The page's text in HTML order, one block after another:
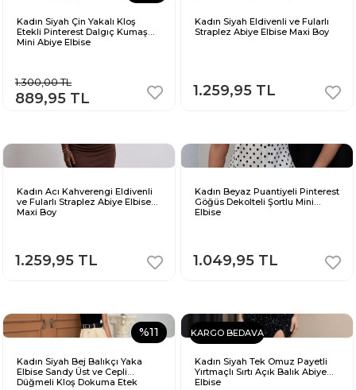
Kadın Siyah Çin Yakalı Kloş
Etekli Pinterest Dalgıç Kumaş
Mini Abiye Elbise
1.300,00 TL
889,95 TL
Kadın Siyah Eldivenli ve Fularlı
Straplez Abiye Elbise Maxi Boy
1.259,95 TL
Kadın Acı Kahverengi Eldivenli
ve Fularlı Straplez Abiye Elbise
Maxi Boy
1.259,95 TL
Kadın Beyaz Puantiyeli Pinterest
Göğüs Dekolteli Şortlu Mini
Elbise
1.049,95 TL
%11
Kadın Siyah Bej Balıkçı Yaka
Elbise Sandy Üst ve Cepli
Düğmeli Kloş Dokuma Etek
KARGO BEDAVA
Kadın Siyah Tek Omuz Payetli
Yırtmaçlı Sırtı Açık Balık Abiye
Elbise